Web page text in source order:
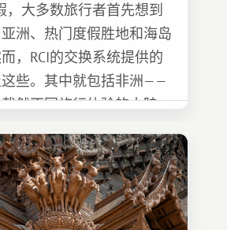
，大多数旅行者首先想到
洲、热门度假胜地和海岛
，RCI的交换系统提供的
些。其中就包括非洲——
然不同旅行体验的大陆。